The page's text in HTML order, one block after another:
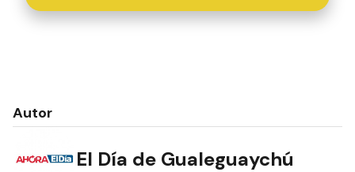
Autor
El Día de Gualeguaychú